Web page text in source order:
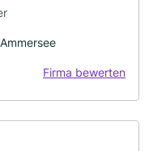
Firma bewerten